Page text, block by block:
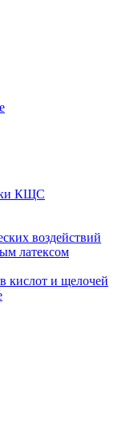
КЩС
воздействий
латексом
кислот и щелочей